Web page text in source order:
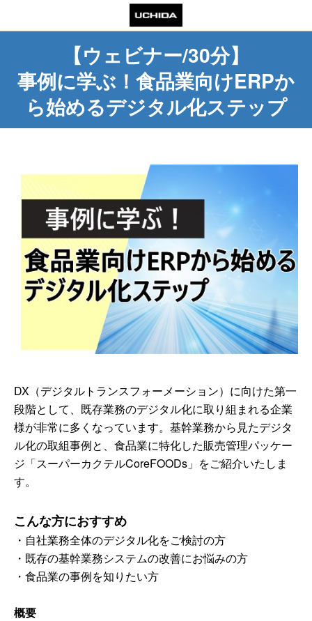
【ウェビナー/30分】
事例に学ぶ！食品業向けERPか
ら始めるデジタル化ステップ
DX（デジタルトランスフォーメーション）に向けた第一
段階として、既存業務のデジタル化に取り組まれる企業
様が非常に多くなっています。基幹業務から見たデジタ
ル化の取組事例と、食品業に特化した販売管理パッケー
ジ「スーパーカクテルCoreFOODs」をご紹介いたしま
す。
こんな方におすすめ
・自社業務全体のデジタル化をご検討の方
・既存の基幹業務システムの改善にお悩みの方
・食品業の事例を知りたい方
概要